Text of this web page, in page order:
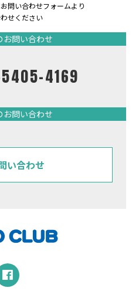
問い合わせフォームより
せください
お問い合わせ
4169
お問い合わせ
い合わせ